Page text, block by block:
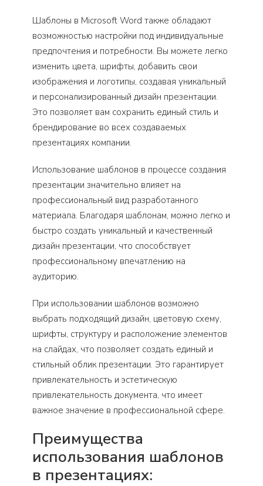
Шаблоны в Microsoft Word также обладают
возможностью настройки под индивидуальные
предпочтения и потребности. Вы можете легко
изменить цвета, шрифты, добавить свои
изображения и логотипы, создавая уникальный
и персонализированный дизайн презентации.
Это позволяет вам сохранить единый стиль и
брендирование во всех создаваемых
презентациях компании.
Использование шаблонов в процессе создания
презентации значительно влияет на
профессиональный вид разработанного
материала. Благодаря шаблонам, можно легко и
быстро создать уникальный и качественный
дизайн презентации, что способствует
профессиональному впечатлению на
аудиторию.
При использовании шаблонов возможно
выбрать подходящий дизайн, цветовую схему,
шрифты, структуру и расположение элементов
на слайдах, что позволяет создать единый и
стильный облик презентации. Это гарантирует
привлекательность и эстетическую
привлекательность документа, что имеет
важное значение в профессиональной сфере.
Преимущества
использования шаблонов
в презентациях: